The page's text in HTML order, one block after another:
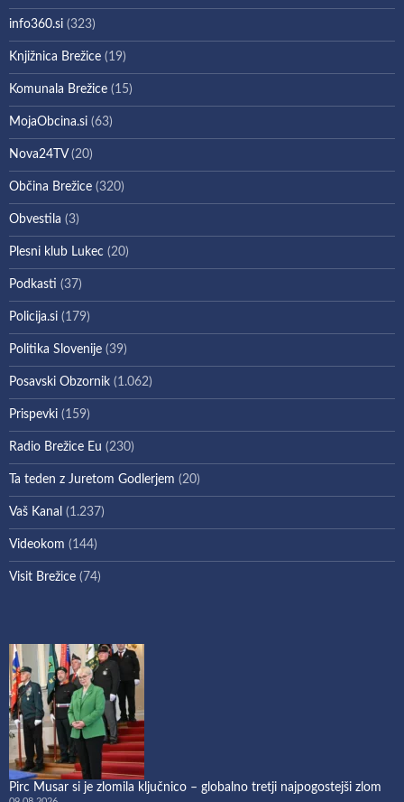
info360.si (323)
Knjižnica Brežice (19)
Komunala Brežice (15)
MojaObcina.si (63)
Nova24TV(20)
Občina Brežice (320)
Obvestila (3)
Plesni klub Lukec (20)
Podkasti (37)
Policija.si (179)
Politika Slovenije (39)
Posavski Obzornik (1.062)
Prispevki (159)
Radio Brežice Eu (230)
Ta teden z Juretom Godlerjem (20)
Vaš Kanal (1.237)
Videokom (144)
Visit Brežice (74)
Pirc Musar si je zlomila ključnico – globalno tretji najpogostejši zlom